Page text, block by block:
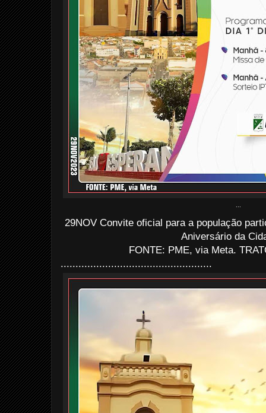
29NOV Convite oficial para a população
Aniversário da
FONTE: PME, via Meta.
...................................................